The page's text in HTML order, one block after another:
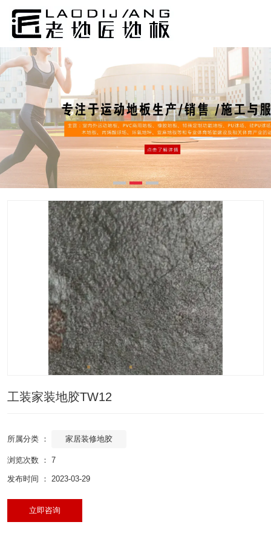
13年
专注于室内外塑胶运动地板胶和
塑胶商用地板革的资深塑胶地板服务商
搜索
工装家装地胶TW12
所属分类 ： 家居装修地胶
浏览次数 ： 7
发布时间 ： 2023-03-29
立即咨询